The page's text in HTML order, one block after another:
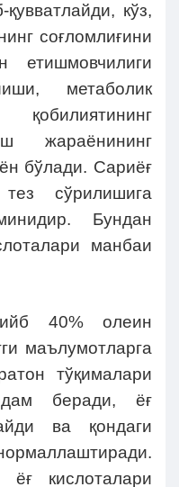
кўз,
соғломлиғини
етишмовчилиги
метаболик
жараёнининг
бўлади. Сариёғ
сўрилишига
Бундан
манбаи
40% олеин
маълумотларга
тўқималари
беради, ёғ
ва қондаги
ёғ кислоталари